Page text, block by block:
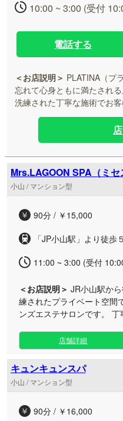
10:00 ~ 3:00 (受付
電話する
＜お店説明＞ PLATINA（プ
忘れて心身ともに満たされ
洗練された丁寧な施術でお
の癒やしをお届けいたします。 小山駅近くに位置する当
は、周囲を気にせずゆった
マンション型空間です。日
で、日頃溜まったコリや疲
終わりの遅い時間のご褒美
い。
Mrs.LAGOON SPA（ミ
小山 / マンション型
90分 / ￥15,000
「JP小山駅」より徒歩
11:00 ~ 3:00 (受付
＜お店説明＞ JR小山駅か
練されたプライベート空間
ンズエステサロンです。 丁寧な講習を経た経験豊富なミセス
みや体調に合わせた本格的
します。品格とマナーを備
お仕事帰りのビジネスマン
たい大人の方に最適です。 当ブランド共通のラグジュアリー
なおもてなしをベースに、
れてリフレッシュしたい時
店舗詳細
キュンキュンスパ
小山 / マンション型
90分 / ￥16,000